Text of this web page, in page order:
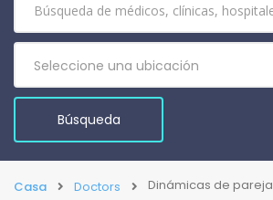
Seleccione una ubicación
Casa Doctors Dinámicas de pareja